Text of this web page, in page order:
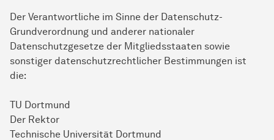
Der Verantwortliche im Sinne der Datenschutz-
Grundverordnung und anderer nationaler
Datenschutzgesetze der Mitgliedsstaaten sowie
sonstiger datenschutzrechtlicher Bestimmungen ist
die:
TU Dortmund
Der Rektor
Technische Universität Dortmund